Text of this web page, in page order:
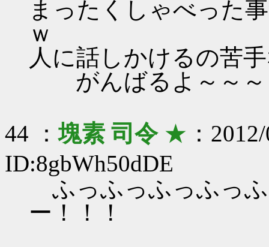
まったくしゃべった
ｗ
人に話しかけるの苦
がんばるよ～～～
44 ：塊素 司令★ ：
ID:8gbWh50dDE
ふっふっふっふっ
ー！！！